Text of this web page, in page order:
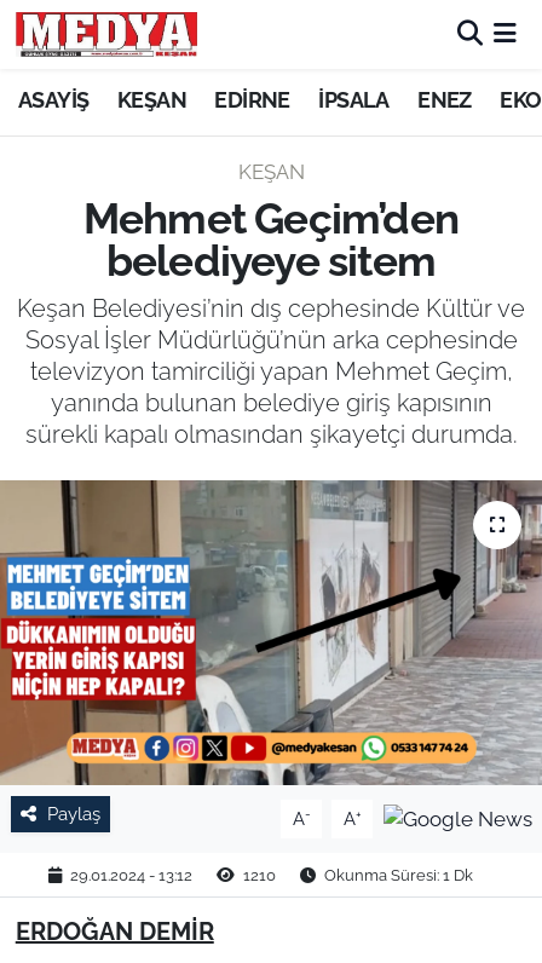
ASAYİŞ KEŞAN EDİRNE İPSALA ENEZ
KEŞAN
Mehmet Geçim’den
belediyeye sitem
Keşan Belediyesi’nin dış cephesinde Kültür ve
Sosyal İşler Müdürlüğü’nün arka cephesinde
televizyon tamirciliği yapan Mehmet Geçim,
yanında bulunan belediye giriş kapısının
sürekli kapalı olmasından şikayetçi durumda.
Paylaş A- A+
29.01.2024 - 13:12 1210 Okunma Süresi: 1 Dk
ERDOĞAN DEMİR
KEŞAN
ASAYİŞ
SİYASET
GÜNDEM
EKONOMİ
EĞİTİM
TARIM VE HAYVANCILIK
KÜLTÜR SANAT
RESMİ İLAN
SPOR
YAŞAM
EDİRNE